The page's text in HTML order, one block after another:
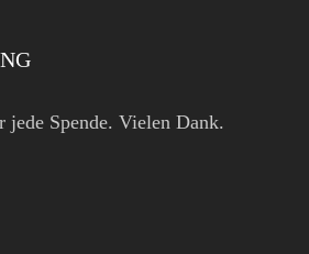
jede Spende. Vielen Dank.